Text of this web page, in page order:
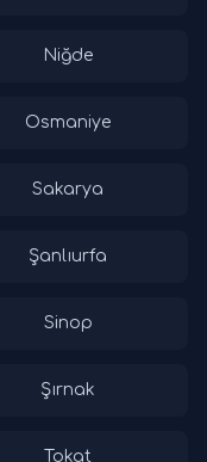
Niğde
Osmaniye
Sakarya
Şanlıurfa
Sinop
Şırnak
Tokat